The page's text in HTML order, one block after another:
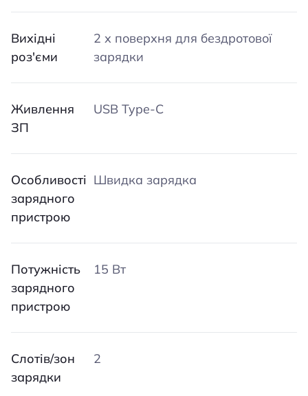
Вихідні
роз'єми
2 х поверхня для бездротової
зарядки
Живлення
ЗП
USB Type-C
Особливості
зарядного
пристрою
Швидка зарядка
Потужність
зарядного
пристрою
15 Вт
Слотів/зон
зарядки
2